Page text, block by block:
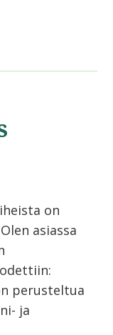
on
asiassa
perusteltua
ja